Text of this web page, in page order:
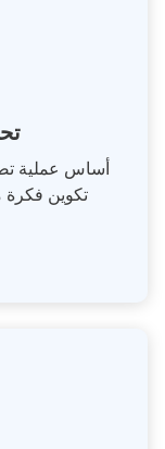
أساس عملية
تكوين فكرة